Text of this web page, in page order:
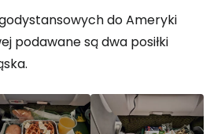
do Ameryki
podawane są dwa posiłki